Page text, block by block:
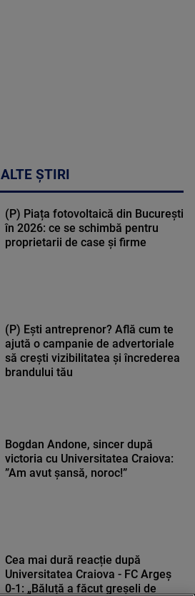
ALTE ȘTIRI
(P) Piața fotovoltaică din București
în 2026: ce se schimbă pentru
proprietarii de case și firme
(P) Ești antreprenor? Află cum te
ajută o campanie de advertoriale
să crești vizibilitatea și încrederea
brandului tău
Bogdan Andone, sincer după
victoria cu Universitatea Craiova:
”Am avut șansă, noroc!”
Cea mai dură reacție după
Universitatea Craiova - FC Argeș
0-1: „Băluță a făcut greșeli de